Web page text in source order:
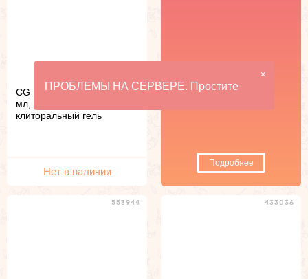
CG Lip Tease Клубника 30
мл, съедобный
клиторальный гель
Нет в наличии
Подробнее
553944 433036
×
ПРОБЛЕМЫ НА СЕРВЕРЕ. Простите